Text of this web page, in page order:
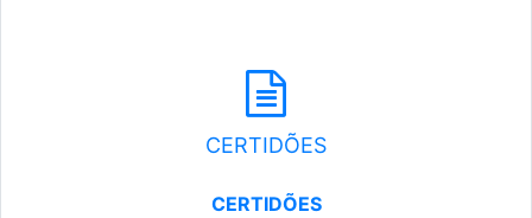
CERTIDÕES
CERTIDÕES